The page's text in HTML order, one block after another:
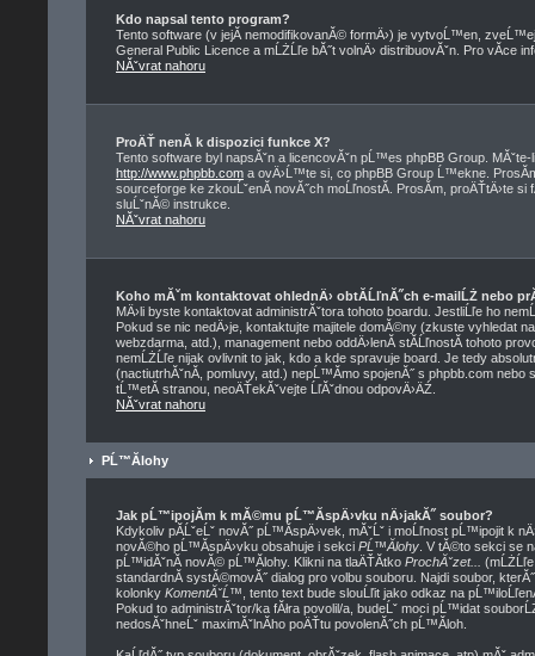
Kdo napsal tento program?
Tento software (v jejĂ­ nemodifikovanĂ© formÄ›) je vytvoĹ™en,
General Public Licence a mĹŻĹľe bĂ˝t volnÄ› distribuovĂˇn. Pro vĂ­ce
NĂˇvrat nahoru
ProÄŤ nenĂ­ k dispozici funkce X?
Tento software byl napsĂˇn a licencovĂˇn pĹ™es phpBB Group.
http://www.phpbb.com a ovÄ›Ĺ™te si, co phpBB Group Ĺ™ekne.
sourceforge ke zkouĹˇenĂ­ novĂ˝ch moĹľnostĂ­. ProsĂ­m, proÄŤtÄ›te
sluĹˇnĂ© instrukce.
NĂˇvrat nahoru
Koho mĂˇm kontaktovat ohlednÄ› obtĂ­ĹľnĂ˝ch e-mailĹŻ nebo
MÄ›li byste kontaktovat administrĂˇtora tohoto boardu. JestliĹľe ho
Pokud se nic nedÄ›je, kontaktujte majitele domĂ©ny (zkuste vyhledat
webzdarma, atd.), management nebo oddÄ›lenĂ­ stĂ­ĹľnostĂ­ tohoto
nemĹŻĹľe nijak ovlivnit to jak, kdo a kde spravuje board. Je tedy
(nactiutrhĂˇnĂ­, pomluvy, atd.) nepĹ™Ă­mo spojenĂ˝ s phpbb.com
tĹ™etĂ­ stranou, neoÄŤekĂˇvejte ĹľĂˇdnou odpovÄ›ÄŹ.
NĂˇvrat nahoru
PĹ™Ă­lohy
Jak pĹ™ipojĂ­m k mĂ©mu pĹ™Ă­spÄ›vku nÄ›jakĂ˝ soubor?
Kdykoliv pĂ­ĹˇeĹˇ novĂ˝ pĹ™Ă­spÄ›vek, mĂˇĹˇ i moĹľnost pĹ™ipojit k
novĂ©ho pĹ™Ă­spÄ›vku obsahuje i sekci PĹ™Ă­lohy . V tĂ©to sekci se
pĹ™idĂˇnĂ­ novĂ© pĹ™Ă­lohy. Klikni na tlaÄŤĂ­tko ProchĂˇzet...
standardnĂ­ systĂ©movĂ˝ dialog pro volbu souboru. Najdi soubor,
kolonky KomentĂˇĹ™ , tento text bude slouĹľit jako odkaz na
Pokud to administrĂˇtor/ka fĂłra povolil/a, budeĹˇ moci pĹ™idat
nedosĂˇhneĹˇ maximĂˇlnĂ­ho poÄŤtu povolenĂ˝ch pĹ™Ă­loh.